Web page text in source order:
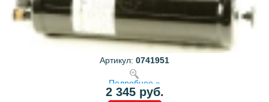
Артикул: 0741951
Подробнее »
2 345 руб.